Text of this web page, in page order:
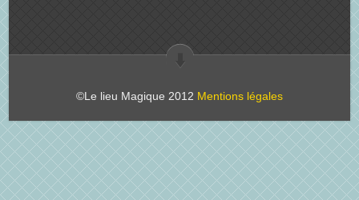
©Le lieu Magique 2012 Mentions légales